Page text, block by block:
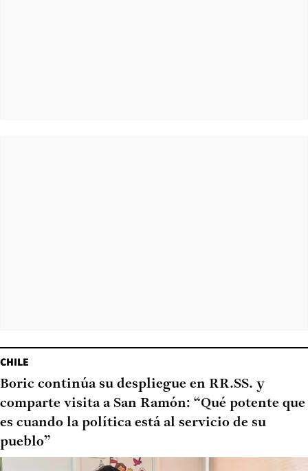
CHILE
Boric continúa su despliegue en RR.SS. y
comparte visita a San Ramón: “Qué potente que
es cuando la política está al servicio de su
pueblo”